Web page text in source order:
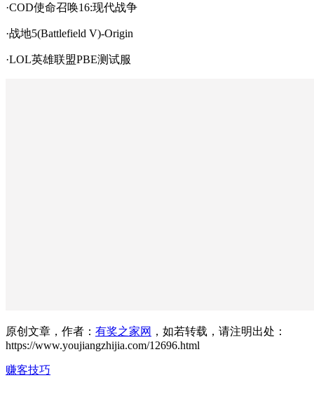
·COD使命召唤16:现代战争
·战地5(Battlefield V)-Origin
·LOL英雄联盟PBE测试服
原创文章，作者： 有奖之家网 ，如若转载，请注明出处：
https://www.youjiangzhijia.com/12696.html
赚客技巧